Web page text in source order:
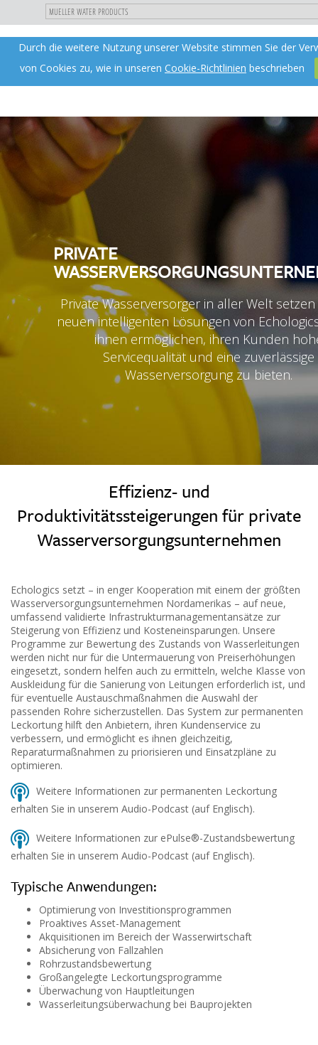
DIREKT
ZUM
INHALT
Toggle
navigation
de
Durch die weitere Nutzung unserer Website stimmen Sie der
von Cookies zu, wie in unseren Cookie-Richtlinien beschrieben
PRIVATE
Private Wasserversorger in aller Welt
neuen intelligenten Lösungen von
ihnen ermöglichen, ihren Kunden
Servicequalität und eine zuverlässige
Wasserversorgung zu bieten.
Effizienz- und
Produktivitätssteigerungen für private
Wasserversorgungsunternehmen
Echologics setzt – in enger Kooperation mit einem der größten
Wasserversorgungsunternehmen Nordamerikas – auf neue,
umfassend validierte Infrastrukturmanagementansätze zur
Steigerung von Effizienz und Kosteneinsparungen. Unsere
Programme zur Bewertung des Zustands von Wasserleitungen
werden nicht nur für die Untermauerung von Preiserhöhungen
eingesetzt, sondern helfen auch zu ermitteln, welche Klasse von
Auskleidung für die Sanierung von Leitungen erforderlich ist, und
für eventuelle Austauschmaßnahmen die Auswahl der
passenden Rohre sicherzustellen. Das System zur permanenten
Leckortung hilft den Anbietern, ihren Kundenservice zu
verbessern, und ermöglicht es ihnen gleichzeitig,
Reparaturmaßnahmen zu priorisieren und Einsatzpläne zu
optimieren.
Weitere Informationen zur permanenten Leckortung
erhalten Sie in unserem Audio-Podcast (auf Englisch).
Weitere Informationen zur ePulse®-Zustandsbewertung
erhalten Sie in unserem Audio-Podcast (auf Englisch).
Typische Anwendungen:
Optimierung von Investitionsprogrammen
Proaktives Asset-Management
Akquisitionen im Bereich der Wasserwirtschaft
Absicherung von Fallzahlen
Rohrzustandsbewertung
Großangelegte Leckortungsprogramme
Überwachung von Hauptleitungen
Wasserleitungsüberwachung bei Bauprojekten